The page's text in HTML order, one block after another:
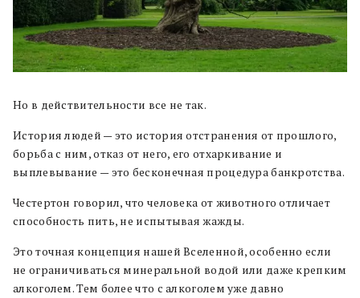
Но в действительности все не так.
История людей — это история отстранения от прошлого,
борьба с ним, отказ от него, его отхаркивание и
выплевывание — это бесконечная процедура банкротства.
Честертон говорил, что человека от животного отличает
способность пить, не испытывая жажды.
Это точная концепция нашей Вселенной, особенно если
не ограничиваться минеральной водой или даже крепким
алкоголем. Тем более что с алкоголем уже давно